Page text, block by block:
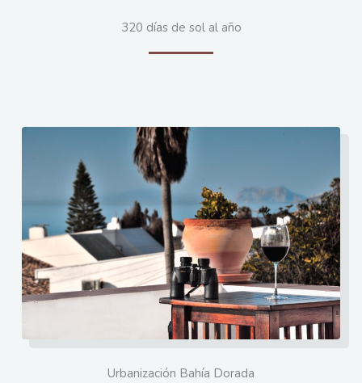
320 días de sol al año
Urbanización Bahía Dorada